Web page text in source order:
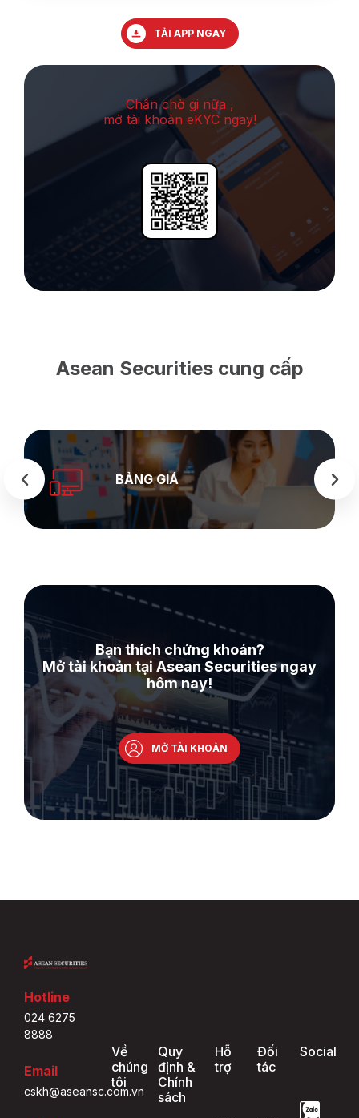
TẢI APP NGAY
Chần chờ gi nữa ,
mở tài khoản eKYC ngay!
Asean Securities cung cấp
SEASTOCK
WEB
Bạn thích chứng khoán?
Mở tài khoản tại Asean Securities ngay
hôm nay!
MỞ TÀI KHOẢN
Hotline
024 6275
8888
Email
cskh@aseansc.com.vn
Về
chúng
tôi
Quy
định &
Chính
sách
Hỗ
trợ
Đối
tác
Social